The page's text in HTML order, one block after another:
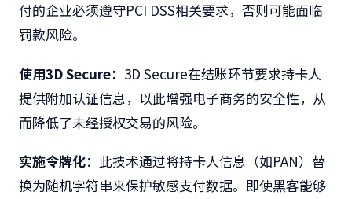
付的企业必须遵守PCI DSS相关要求，否则可能面临
罚款风险。
使用3D Secure： 3D Secure在结账环节要求持卡人
提供附加认证信息，以此增强电子商务的安全性，从
而降低了未经授权交易的风险。
实施令牌化：此技术通过将持卡人信息（如PAN）替
换为随机字符串来保护敏感支付数据。即使黑客能够